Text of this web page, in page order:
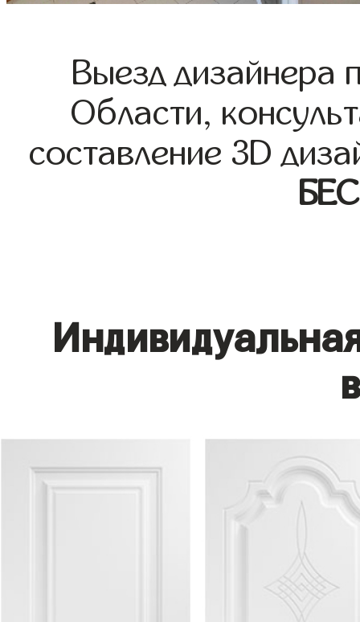
Выезд дизайнера
Области,
составление 3D